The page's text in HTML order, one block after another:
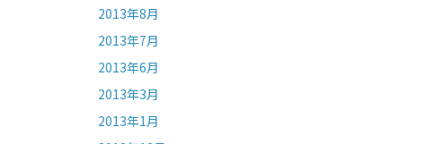
2013年8月
2013年7月
2013年6月
2013年3月
2013年1月